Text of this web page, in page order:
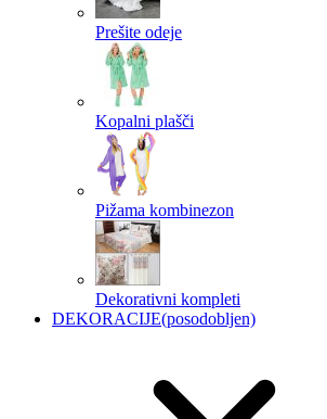
Prešite odeje
Kopalni plašči
Pižama kombinezon
Dekorativni kompleti
DEKORACIJE(posodobljen)